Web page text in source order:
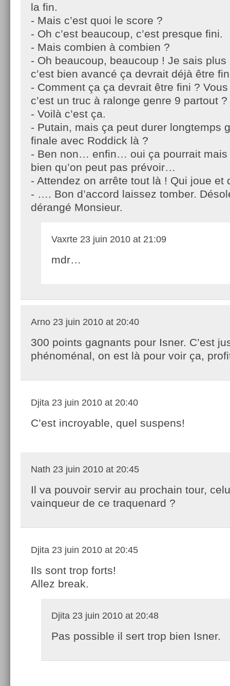
la fin.
- Mais c’est quoi le score ?
- Oh c’est beaucoup, c’est presque fini.
- Mais combien à combien ?
- Oh beaucoup, beaucoup ! Je sais
c’est bien avancé ça devrait déjà être
- Comment ça ça devrait être fini ?
c’est un truc à ralonge genre 9 partout ?
- Voilà c’est ça.
- Putain, mais ça peut durer longtemps
finale avec Roddick là ?
- Ben non… enfin… oui ça pourrait mais
bien qu’on peut pas prévoir…
- Attendez on arrête tout là ! Qui joue et
- …. Bon d’accord laissez tomber.
dérangé Monsieur.
Vaxrte 23 juin 2010 at 21:09
mdr…
Arno 23 juin 2010 at 20:40
300 points gagnants pour Isner. C’est
phénoménal, on est là pour voir ça,
Djita 23 juin 2010 at 20:40
C’est incroyable, quel suspens!
Nath 23 juin 2010 at 20:45
Il va pouvoir servir au prochain tour,
vainqueur de ce traquenard ?
Djita 23 juin 2010 at 20:45
Ils sont trop forts!
Allez break.
Djita 23 juin 2010 at 20:48
Pas possible il sert trop bien Isner.